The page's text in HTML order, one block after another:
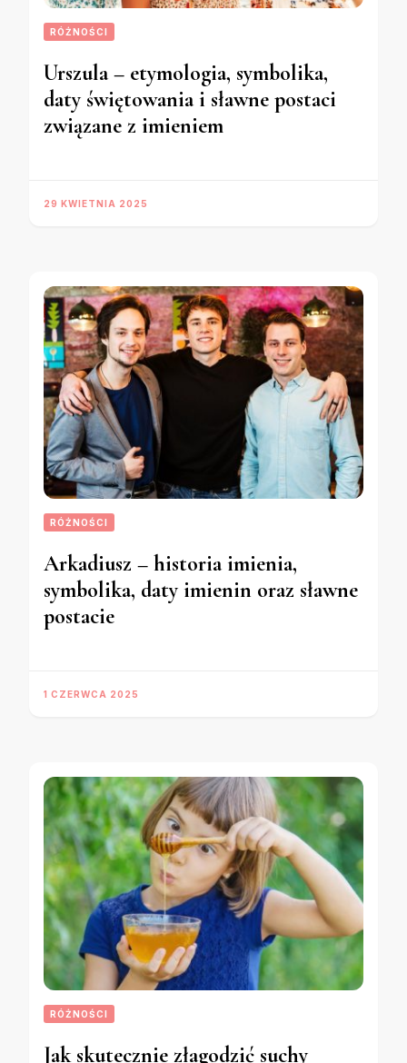
RÓŻNOŚCI
Urszula – etymologia, symbolika,
daty świętowania i sławne postaci
związane z imieniem
29 KWIETNIA 2025
RÓŻNOŚCI
Arkadiusz – historia imienia,
symbolika, daty imienin oraz sławne
postacie
1 CZERWCA 2025
RÓŻNOŚCI
Jak skutecznie złagodzić suchy